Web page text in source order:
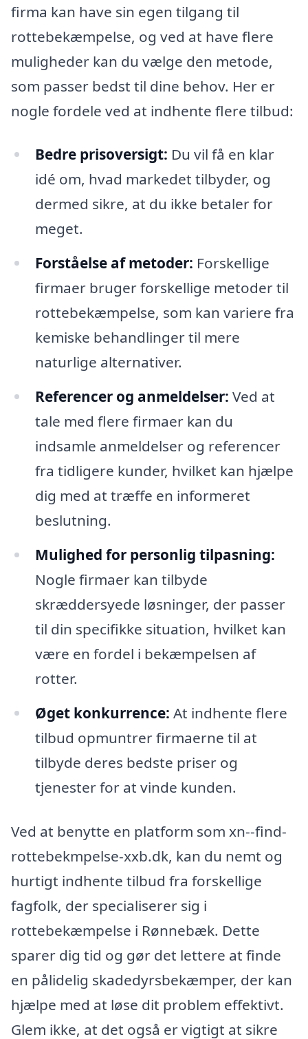
firma kan have sin egen tilgang til
rottebekæmpelse, og ved at have flere
muligheder kan du vælge den metode,
som passer bedst til dine behov. Her er
nogle fordele ved at indhente flere tilbud:
Bedre prisoversigt: Du vil få en klar
idé om, hvad markedet tilbyder, og
dermed sikre, at du ikke betaler for
meget.
Forståelse af metoder: Forskellige
firmaer bruger forskellige metoder til
rottebekæmpelse, som kan variere fra
kemiske behandlinger til mere
naturlige alternativer.
Referencer og anmeldelser: Ved at
tale med flere firmaer kan du
indsamle anmeldelser og referencer
fra tidligere kunder, hvilket kan hjælpe
dig med at træffe en informeret
beslutning.
Mulighed for personlig tilpasning:
Nogle firmaer kan tilbyde
skræddersyede løsninger, der passer
til din specifikke situation, hvilket kan
være en fordel i bekæmpelsen af
rotter.
Øget konkurrence: At indhente flere
tilbud opmuntrer firmaerne til at
tilbyde deres bedste priser og
tjenester for at vinde kunden.
Ved at benytte en platform som xn--find-
rottebekmpelse-xxb.dk, kan du nemt og
hurtigt indhente tilbud fra forskellige
fagfolk, der specialiserer sig i
rottebekæmpelse i Rønnebæk. Dette
sparer dig tid og gør det lettere at finde
en pålidelig skadedyrsbekæmper, der kan
hjælpe med at løse dit problem effektivt.
Glem ikke, at det også er vigtigt at sikre